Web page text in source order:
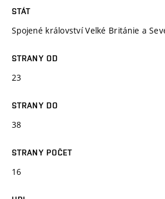
STÁT
Spojené království Velké Británie a
STRANY OD
23
STRANY DO
38
STRANY POČET
16